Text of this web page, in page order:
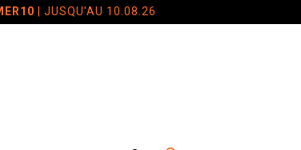
| JUSQU'AU 10.08.26